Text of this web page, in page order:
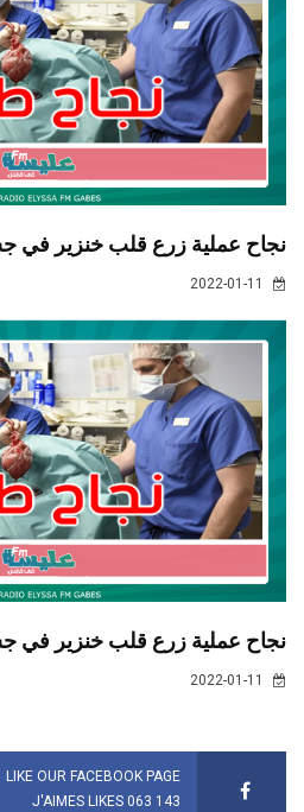
نجاح عملية زرع قلب خنزير في
نجاح عملية زرع قلب خنزير في
LIKE OUR FACEBOOK PAGE
143 063 J'AIMES LIKES